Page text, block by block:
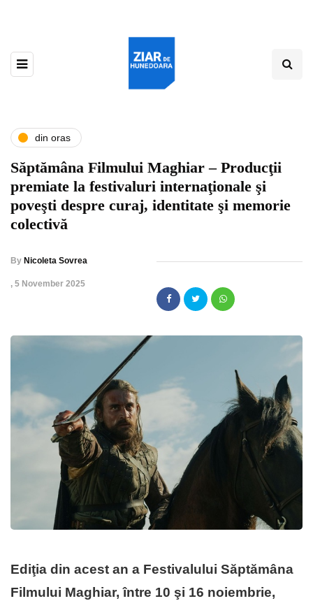
din oras
Săptămâna Filmului Maghiar – Producţii
premiate la festivaluri internaţionale şi
poveşti despre curaj, identitate şi memorie
colectivă
By Nicoleta Sovrea
, 5 November 2025
Ediţia din acest an a Festivalului Săptămâna
Filmului Maghiar, între 10 şi 16 noiembrie,